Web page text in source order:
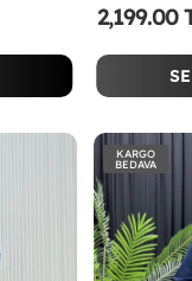
2,199.00
KARGO
BEDAVA